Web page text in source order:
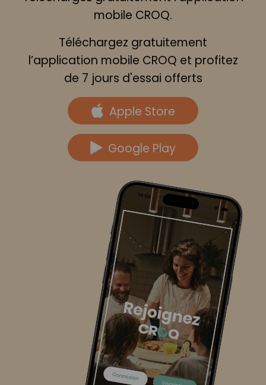
mobile CROQ.
Téléchargez gratuitement
l’application mobile CROQ et profitez
de 7 jours d'essai offerts
Apple Store
Google Play